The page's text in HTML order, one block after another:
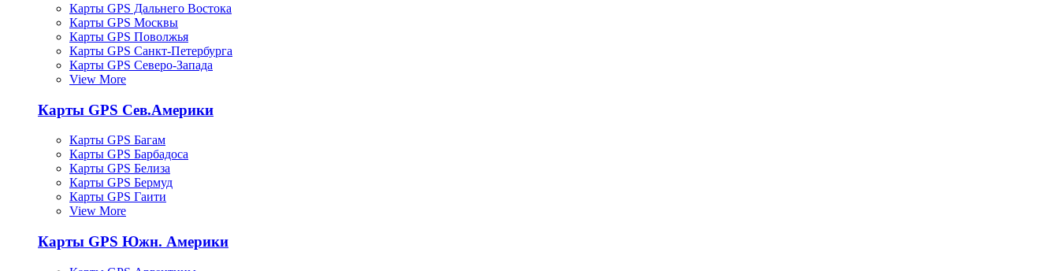
Карты GPS Дальнего Востока
Карты GPS Москвы
Карты GPS Поволжья
Карты GPS Санкт-Петербурга
Карты GPS Северо-Запада
View More
Карты GPS Сев.Америки
Карты GPS Багам
Карты GPS Барбадоса
Карты GPS Белиза
Карты GPS Бермуд
Карты GPS Гаити
View More
Карты GPS Южн. Америки